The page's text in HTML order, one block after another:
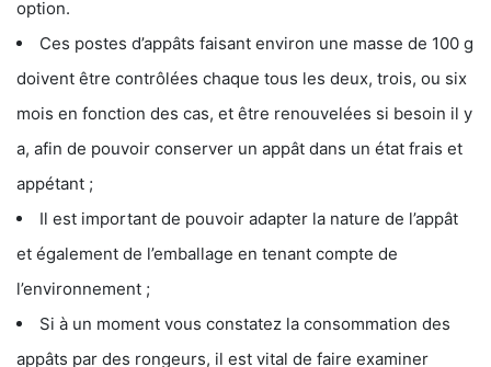
option.
Ces postes d’appâts faisant environ une masse de 100 g
doivent être contrôlées chaque tous les deux, trois, ou six
mois en fonction des cas, et être renouvelées si besoin il y
a, afin de pouvoir conserver un appât dans un état frais et
appétant ;
Il est important de pouvoir adapter la nature de l’appât
et également de l’emballage en tenant compte de
l’environnement ;
Si à un moment vous constatez la consommation des
appâts par des rongeurs, il est vital de faire examiner